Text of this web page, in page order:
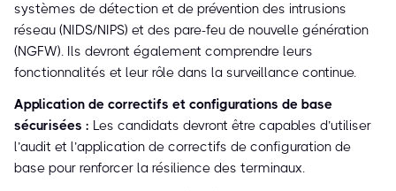
systèmes de détection et de prévention des intrusions
réseau (NIDS/NIPS) et des pare-feu de nouvelle génération
(NGFW). Ils devront également comprendre leurs
fonctionnalités et leur rôle dans la surveillance continue.
Application de correctifs et configurations de base
sécurisées : Les candidats devront être capables d’utiliser
l’audit et l’application de correctifs de configuration de
base pour renforcer la résilience des terminaux.